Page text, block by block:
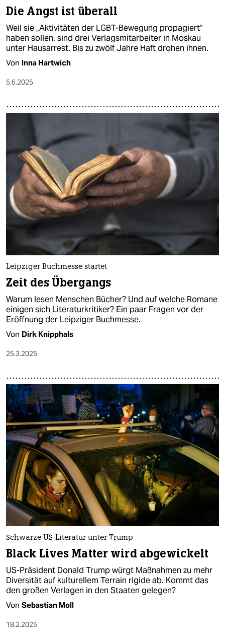
Die Angst ist überall
Weil sie „Aktivitäten der LGBT-Bewegung propagiert“
haben sollen, sind drei Verlagsmitarbeiter in Moskau
unter Hausarrest. Bis zu zwölf Jahre Haft drohen ihnen.
Von Inna Hartwich
5.6.2025
Leipziger Buchmesse startet
Zeit des Übergangs
Warum lesen Menschen Bücher? Und auf welche Romane
einigen sich Literaturkritiker? Ein paar Fragen vor der
Eröffnung der Leipziger Buchmesse.
Von Dirk Knipphals
25.3.2025
Schwarze US-Literatur unter Trump
Black Lives Matter wird abgewickelt
US-Präsident Donald Trump würgt Maßnahmen zu mehr
Diversität auf kulturellem Terrain rigide ab. Kommt das
den großen Verlagen in den Staaten gelegen?
Von Sebastian Moll
18.2.2025